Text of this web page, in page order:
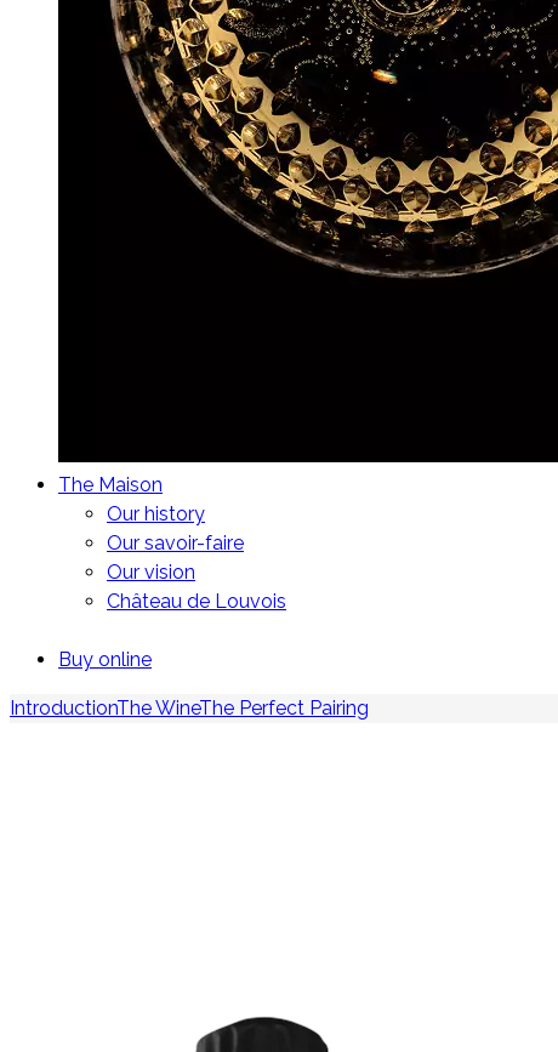
The Maison
Our history
Our savoir-faire
Our vision
Château de Louvois
Buy online
IntroductionThe WineThe Perfect Pairing